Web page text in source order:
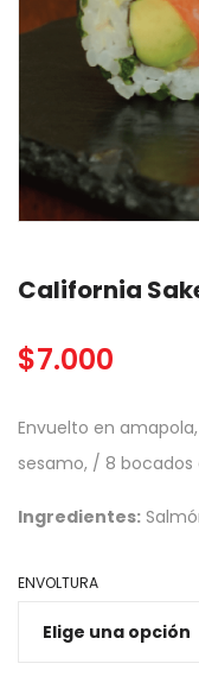
California
$7.000
Envuelto en
sesamo, / 8 bocados
Ingredientes:
ENVOLTURA